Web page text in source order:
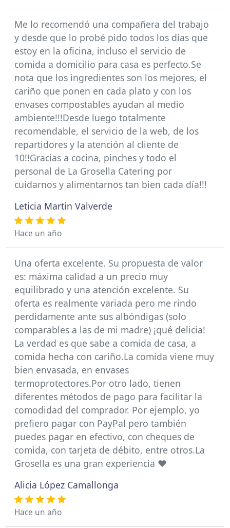
Me lo recomendó una compañera del trabajo
y desde que lo probé pido todos los días que
estoy en la oficina, incluso el servicio de
comida a domicilio para casa es perfecto.Se
nota que los ingredientes son los mejores, el
cariño que ponen en cada plato y con los
envases compostables ayudan al medio
ambiente!!!Desde luego totalmente
recomendable, el servicio de la web, de los
repartidores y la atención al cliente de
10!!Gracias a cocina, pinches y todo el
personal de La Grosella Catering por
cuidarnos y alimentarnos tan bien cada día!!!
Leticia Martin Valverde
Hace un año
Una oferta excelente. Su propuesta de valor
es: máxima calidad a un precio muy
equilibrado y una atención excelente. Su
oferta es realmente variada pero me rindo
perdidamente ante sus albóndigas (solo
comparables a las de mi madre) ¡qué delicia!
La verdad es que sabe a comida de casa, a
comida hecha con cariño.La comida viene muy
bien envasada, en envases
termoprotectores.Por otro lado, tienen
diferentes métodos de pago para facilitar la
comodidad del comprador. Por ejemplo, yo
prefiero pagar con PayPal pero también
puedes pagar en efectivo, con cheques de
comida, con tarjeta de débito, entre otros.La
Grosella es una gran experiencia ❤️
Alicia López Camallonga
Hace un año